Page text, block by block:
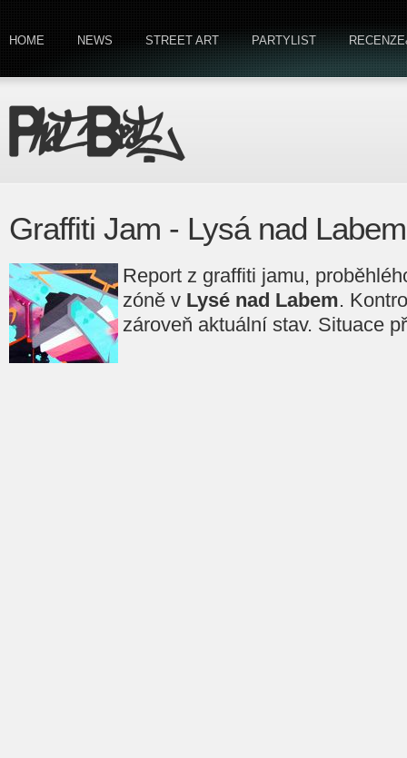
HOME NEWS STREET ART PARTYLIST
Graffiti Jam - Lysá nad
Report z graffiti jamu,
zóně v Lysé nad Labem.
zároveň aktuální stav. Situace